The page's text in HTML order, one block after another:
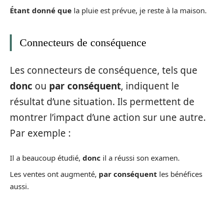
Étant donné que la pluie est prévue, je reste à la maison.
Connecteurs de conséquence
Les connecteurs de conséquence, tels que
donc ou par conséquent, indiquent le
résultat d’une situation. Ils permettent de
montrer l’impact d’une action sur une autre.
Par exemple :
Il a beaucoup étudié, donc il a réussi son examen.
Les ventes ont augmenté, par conséquent les bénéfices
aussi.